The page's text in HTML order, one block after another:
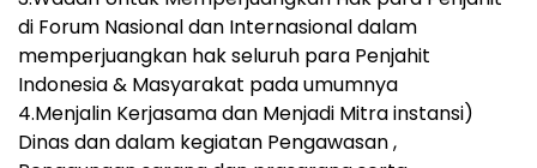
di Forum Nasional dan Internasional dalam
memperjuangkan hak seluruh para Penjahit
Indonesia & Masyarakat pada umumnya
4.Menjalin Kerjasama dan Menjadi Mitra instansi)
Dinas dan dalam kegiatan Pengawasan ,